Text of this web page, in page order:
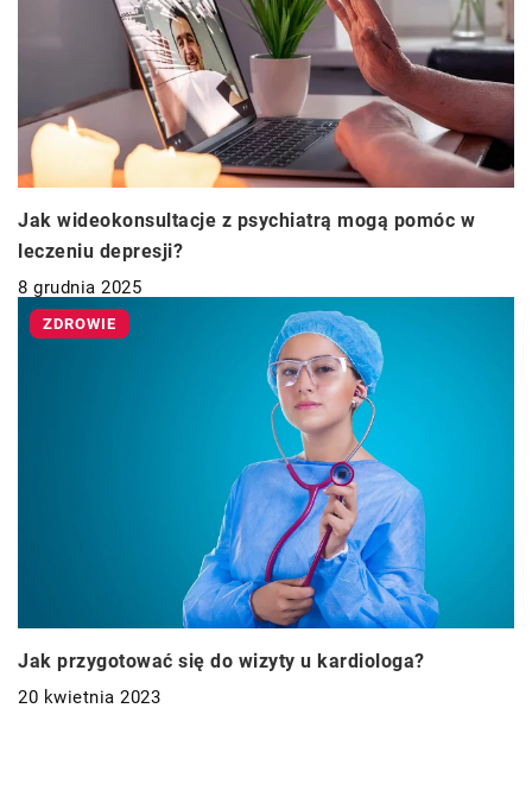
Jak wideokonsultacje z psychiatrą mogą pomóc w
leczeniu depresji?
8 grudnia 2025
ZDROWIE
Jak przygotować się do wizyty u kardiologa?
20 kwietnia 2023